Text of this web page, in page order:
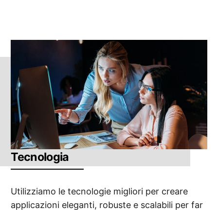
Tecnologia
Utilizziamo le tecnologie migliori per creare
applicazioni eleganti, robuste e scalabili per far